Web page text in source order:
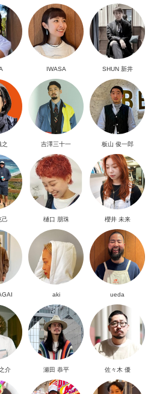
IWASA SHUN 新井
之 吉澤三十一 板山 俊一郎
己 樋口 朋珠 櫻井 未来
aki ueda
介 瀬田 恭平 佐々木 優